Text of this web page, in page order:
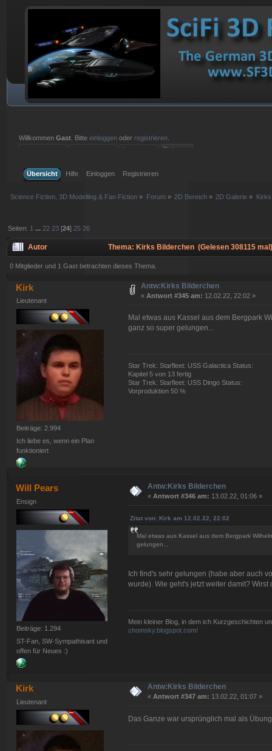
WillkommenGast . Bitteeinloggen oder registrieren
Übersicht
Hilfe Einloggen Registrieren
Science Fiction, 3D Modelling & Fan Fiction » Forum» 2D Bereich » 2D Galerie »
Seiten: 1 ... 22 23 [24] 25 26
Autor Thema: Kirks Bilderchen (Gelesen 308115 mal)
0 Mitglieder und 1 Gast betrachten dieses Thema.
Kirk
Lieutenant
Beiträge: 2.994
Ich liebe es, wenn ein Plan
funktioniert
Antw:Kirks Bilderchen
« Antwort #345 am: 12.02.22, 22:02 »
Mal etwas aus Kassel aus dem Bergpark
ganz so super gelungen...
Star Trek: Starfleet: USS Galactica Status:
Kapitel 5 von 13 fertig
Star Trek: Starfleet: USS Dingo Status:
Vorproduktion 50 %
Will Pears
Ensign
Beiträge: 1.294
ST-Fan, SW-Sympathisant und
offen für Neues :)
Antw:Kirks Bilderchen
« Antwort #346 am: 13.02.22, 01:06 »
Zitat von: Kirk am 12.02.22, 22:02
Mal etwas aus Kassel aus dem Bergpark
gelungen...
Ich find's sehr gelungen (habe aber auch
wurde). Wie geht's jetzt weiter damit?
Mein kleiner Blog, in dem ich Kurzgeschichten
chomsky.blogspot.com/
Kirk
Lieutenant
Antw:Kirks Bilderchen
« Antwort #347 am: 13.02.22, 01:07 »
Das Ganze war ursprünglich mal als